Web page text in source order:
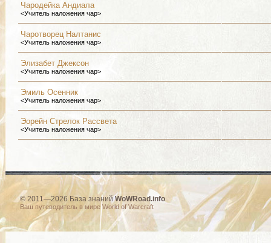
Чародейка Андиала
<Учитель наложения чар>
Чаротворец Налтанис
<Учитель наложения чар>
Элизабет Джексон
<Учитель наложения чар>
Эмиль Осенник
<Учитель наложения чар>
Эорейн Стрелок Рассвета
<Учитель наложения чар>
© 2011—2026 База знанийWoWRoad.info
Ваш путеводитель в мире World of Warcraft